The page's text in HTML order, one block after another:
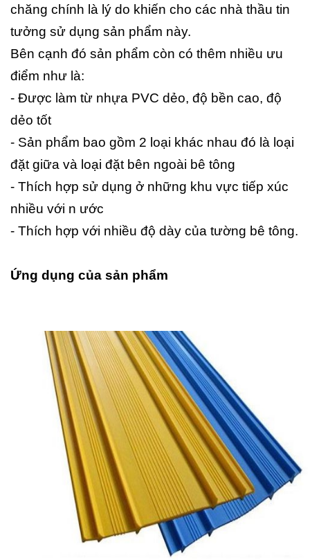
chăng chính là lý do khiến cho các nhà thầu tin
tưởng sử dụng sản phẩm này.
Bên cạnh đó sản phẩm còn có thêm nhiều ưu
điểm như là:
- Được làm từ nhựa PVC dẻo, độ bền cao, độ
dẻo tốt
- Sản phẩm bao gồm 2 loại khác nhau đó là loại
đặt giữa và loại đặt bên ngoài bê tông
- Thích hợp sử dụng ở những khu vực tiếp xúc
nhiều với n ước
- Thích hợp với nhiều độ dày của tường bê tông.
Ứng dụng của sản phẩm